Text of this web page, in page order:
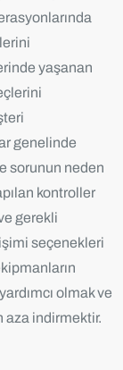
yaşanan
genelinde
sorunun neden
kontroller
gerekli
seçenekleri
olmak ve
aza indirmektir.